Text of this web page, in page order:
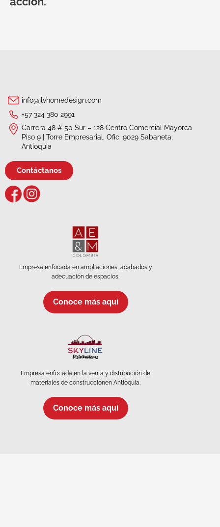
info@jlvhomedesign.com
+57 324 380 2991
Carrera 48 # 50 Sur – 128 Centro Comercial Mayorca
Piso 9 | Torre Empresarial, Ofic. 9029 Sabaneta,
Antioquia
Contáctanos
Empresa enfocada en ampliaciones, acabados y
adecuación de espacios.
Conoce más aquí
Empresa enfocada en la venta y distribución de
materiales de construcciónen Antioquia.
Conoce más aquí